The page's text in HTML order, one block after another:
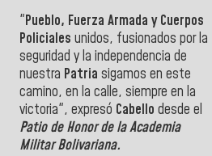
"Pueblo, Fuerza Armada y Cuerpos
Policiales unidos, fusionados por la
seguridad y la independencia de
nuestra Patria sigamos en este
camino, en la calle, siempre en la
victoria", expresó Cabello desde el
Patio de Honor de laAcademia
Militar Bolivariana.